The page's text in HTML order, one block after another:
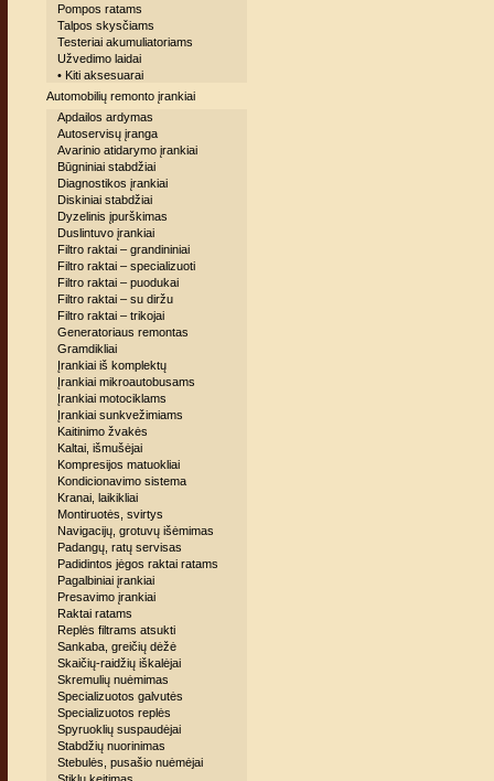
Pompos ratams
Talpos skysčiams
Testeriai akumuliatoriams
Užvedimo laidai
• Kiti aksesuarai
Automobilių remonto įrankiai
Apdailos ardymas
Autoservisų įranga
Avarinio atidarymo įrankiai
Būgniniai stabdžiai
Diagnostikos įrankiai
Diskiniai stabdžiai
Dyzelinis įpurškimas
Duslintuvo įrankiai
Filtro raktai – grandininiai
Filtro raktai – specializuoti
Filtro raktai – puodukai
Filtro raktai – su diržu
Filtro raktai – trikojai
Generatoriaus remontas
Gramdikliai
Įrankiai iš komplektų
Įrankiai mikroautobusams
Įrankiai motociklams
Įrankiai sunkvežimiams
Kaitinimo žvakės
Kaltai, išmušėjai
Kompresijos matuokliai
Kondicionavimo sistema
Kranai, laikikliai
Montiruotės, svirtys
Navigacijų, grotuvų išėmimas
Padangų, ratų servisas
Padidintos jėgos raktai ratams
Pagalbiniai įrankiai
Presavimo įrankiai
Raktai ratams
Replės filtrams atsukti
Sankaba, greičių dėžė
Skaičių-raidžių iškalėjai
Skremulių nuėmimas
Specializuotos galvutės
Specializuotos replės
Spyruoklių suspaudėjai
Stabdžių nuorinimas
Stebulės, pusašio nuėmėjai